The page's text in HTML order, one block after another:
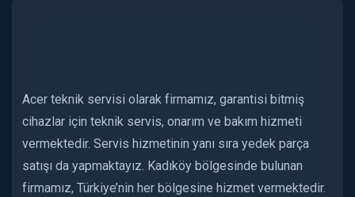
Acer teknik servisi olarak firmamız, garantisi bitmiş
cihazlar için teknik servis, onarım ve bakım hizmeti
vermektedir. Servis hizmetinin yanı sıra yedek parça
satışı da yapmaktayız. Kadıköy bölgesinde bulunan
firmamız, Türkiye’nin her bölgesine hizmet vermektedir.